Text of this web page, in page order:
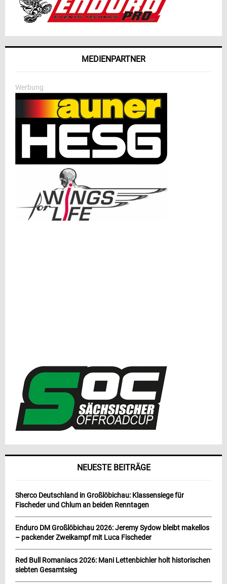
MEDIENPARTNER
Werbung
NEUESTE BEITRÄGE
Sherco Deutschland in Großlöbichau: Klassensiege für
Fischeder und Chlum an beiden Renntagen
Enduro DM Großlöbichau 2026: Jeremy Sydow bleibt makellos
– packender Zweikampf mit Luca Fischeder
Red Bull Romaniacs 2026: Mani Lettenbichler holt historischen
siebten Gesamtsieg